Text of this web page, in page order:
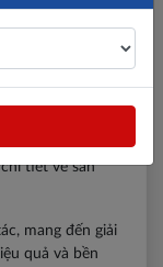
online
hàng, đại lý văn
tiết về sản
mang đến giải
quả và bền